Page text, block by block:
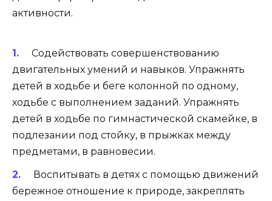
активности.
Содействовать совершенствованию
двигательных умений и навыков. Упражнять
детей в ходьбе и беге колонной по одному,
ходьбе с выполнением заданий. Упражнять
детей в ходьбе по гимнастической скамейке, в
подлезании под стойку, в прыжках между
предметами, в равновесии.
Воспитывать в детях с помощью движений
бережное отношение к природе, закреплять